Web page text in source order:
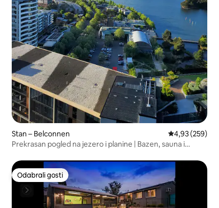
Stan – Belconnen Prosječna
4,93 (259)
Prekrasan pogled na jezero i planine | Bazen, sauna i
Odabrali gosti
Odabrali gosti